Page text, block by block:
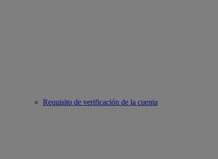
Requisito de verificación de la cuenta